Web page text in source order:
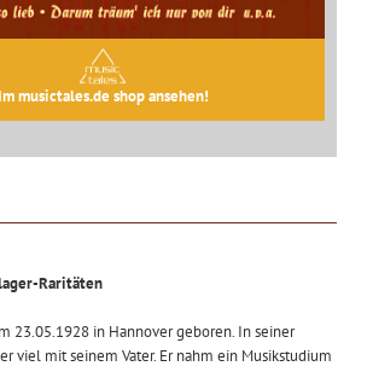
Im musictales.de shop ansehen!
Raritäten
23.05.1928 in Hannover geboren. In seiner
viel mit seinem Vater. Er nahm ein Musikstudium